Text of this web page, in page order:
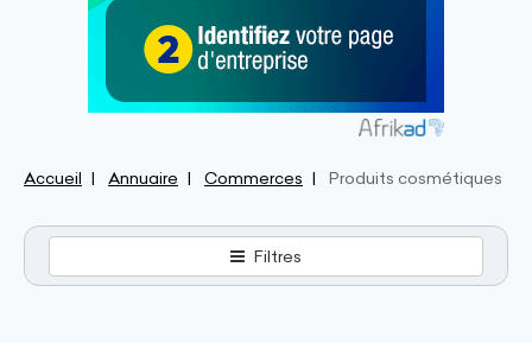
Accueil Annuaire Commerces Produits cosmétiques
Filtres